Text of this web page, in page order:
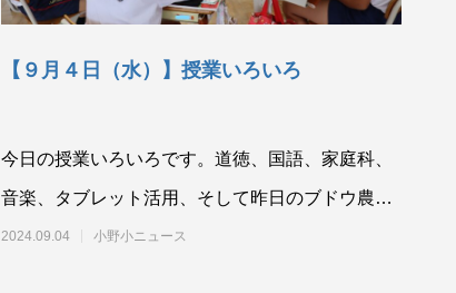
【９月４日（水）】授業いろいろ
今日の授業いろいろです。道徳、国語、家庭科、
音楽、タブレット活用、そして昨日のブドウ農園
さんへのお礼ブックづくり。ご覧ください。
2024.09.04 小野小ニュース